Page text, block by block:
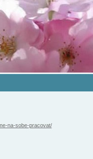
na-sobe-pracovat/